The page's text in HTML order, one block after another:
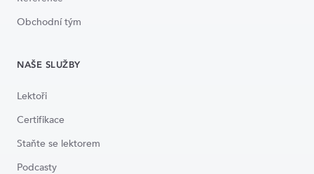
Obchodní tým
NAŠE SLUŽBY
Lektoři
Certifikace
Staňte se lektorem
Podcasty